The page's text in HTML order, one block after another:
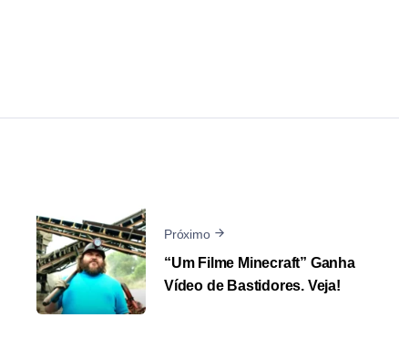
Próximo
“Um Filme Minecraft” Ganha
Vídeo de Bastidores. Veja!